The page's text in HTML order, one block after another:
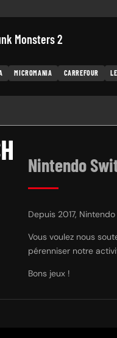
Monsters 2
MICROMANIA CARREFOUR
Nintendo
Depuis 2017,
Vous voulez nous
pérenniser notre
Bons jeux !